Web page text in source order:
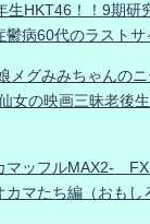
生HKT46！！9期研
鬱病60代のラストサ
メグみみちゃんの
女の映画三昧老後
マッフルMAX2-
マたち編（おもし